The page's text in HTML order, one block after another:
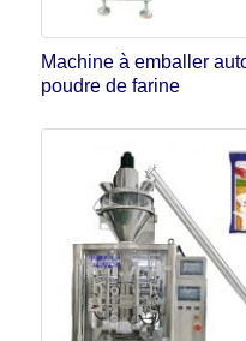
Machine à emballer
poudre de farine